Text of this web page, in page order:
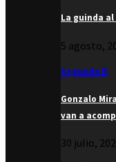
La guinda
5 agosto,
Segunda B
Gonzalo
van a
30 julio,